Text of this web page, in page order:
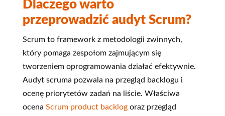
Dlaczego warto
przeprowadzić audyt Scrum?
Scrum to framework z metodologii zwinnych,
który pomaga zespołom zajmującym się
tworzeniem oprogramowania działać efektywnie.
Audyt scruma pozwala na przegląd backlogu i
ocenę priorytetów zadań na liście. Właściwa
ocena Scrum product backlogoraz przegląd